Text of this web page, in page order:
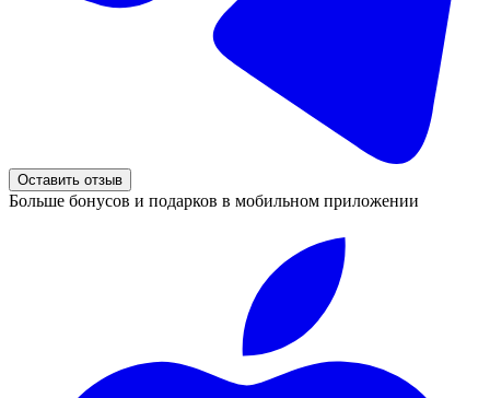
Оставить отзыв
Больше бонусов и подарков в мобильном приложении